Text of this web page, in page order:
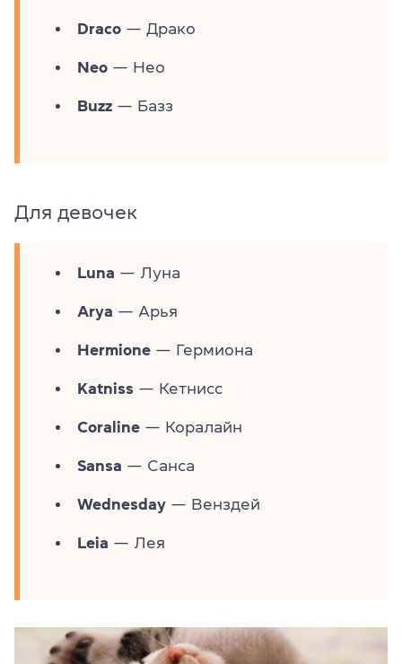
Draco — Драко
Neo — Нео
Buzz — Базз
Для девочек
Luna — Луна
Arya — Арья
Hermione — Гермиона
Katniss — Кетнисс
Coraline — Коралайн
Sansa — Санса
Wednesday — Венздей
Leia — Лея